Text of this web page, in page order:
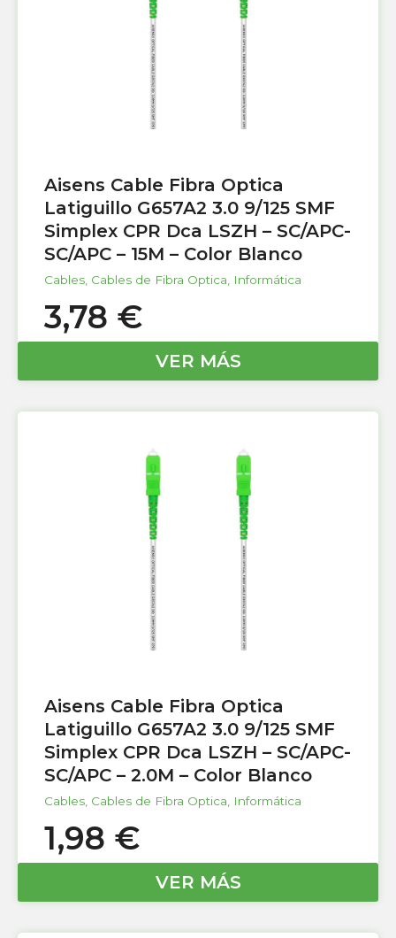
Aisens Cable Fibra Optica
Latiguillo G657A2 3.0 9/125 SMF
Simplex CPR Dca LSZH – SC/APC-
SC/APC – 15M – Color Blanco
Cables Cables de Fibra Optica Informática
3,78 €
VER MÁS
Aisens Cable Fibra Optica
Latiguillo G657A2 3.0 9/125 SMF
Simplex CPR Dca LSZH – SC/APC-
SC/APC – 2.0M – Color Blanco
Cables Cables de Fibra Optica Informática
1,98 €
VER MÁS